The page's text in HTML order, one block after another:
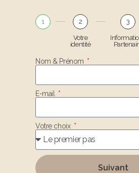
1 2
Votre
identité
3
Nom & Prénom
E-mail
Votre choix
Suivant